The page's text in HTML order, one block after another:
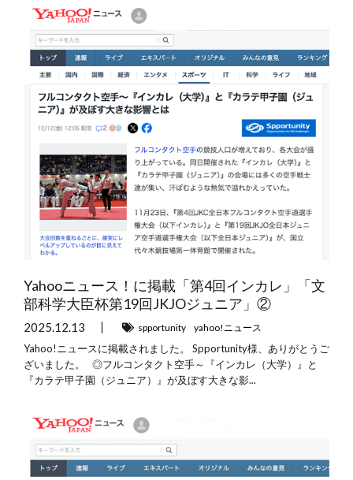
Yahooニュース！に掲載「第4回インカレ」「文
部科学大臣杯第19回JKJOジュニア」②
2025.12.13 spportunity yahoo!ニュース
Yahoo!ニュースに掲載されました。 Spportunity様、ありがとうご
ざいました。 ◎フルコンタクト空手～『インカレ（大学）』と
『カラテ甲子園（ジュニア）』が及ぼす大きな影...